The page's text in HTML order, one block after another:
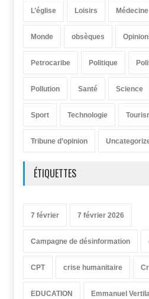
L’église Loisirs Médecine
Monde obsèques
Petrocaribe Politique
Pollution Santé Science
Sport Technologie
Tribune d’opinion
ÉTIQUETTES
7 février 7 février 2026
Campagne de désinformation
CPT crise humanitaire
EDUCATION Emmanuel